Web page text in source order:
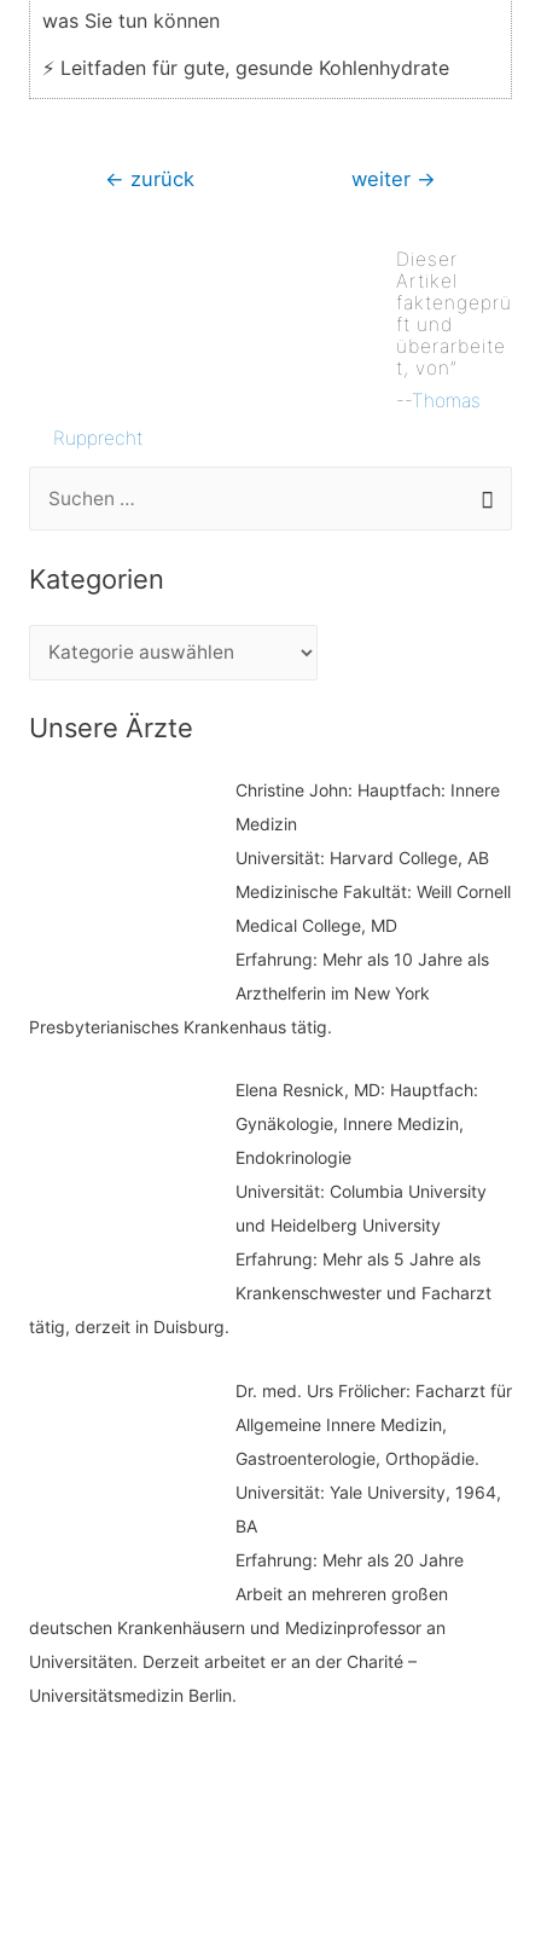
was Sie tun können
⚡ Leitfaden für gute, gesunde Kohlenhydrate
Beitragsnavigation
← zurück weiter →
Dieser
Artikel
faktengeprü
ft und
überarbeite
t, von”
--Thomas
Rupprecht
Kategorien
tUnsere Ärzte
Christine John: Hauptfach: Innere
Medizin
Universität: Harvard College, AB
Medizinische Fakultät: Weill Cornell
Medical College, MD
Erfahrung: Mehr als 10 Jahre als
Arzthelferin im New York
Presbyterianisches Krankenhaus tätig.
Elena Resnick, MD: Hauptfach:
Gynäkologie, Innere Medizin,
Endokrinologie
Universität: Columbia University
und Heidelberg University
Erfahrung: Mehr als 5 Jahre als
Krankenschwester und Facharzt
tätig, derzeit in Duisburg.
Dr. med. Urs Frölicher: Facharzt für
Allgemeine Innere Medizin,
Gastroenterologie, Orthopädie.
Universität: Yale University, 1964,
BA
Erfahrung: Mehr als 20 Jahre
Arbeit an mehreren großen
deutschen Krankenhäusern und Medizinprofessor an
Universitäten. Derzeit arbeitet er an der Charité –
Universitätsmedizin Berlin.